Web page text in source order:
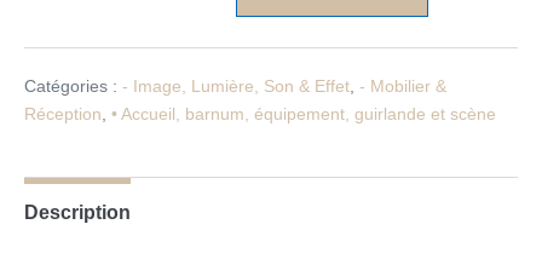
Catégories : - Image, Lumière, Son & Effet, - Mobilier &
Réception, • Accueil, barnum, équipement, guirlande et scène
Description